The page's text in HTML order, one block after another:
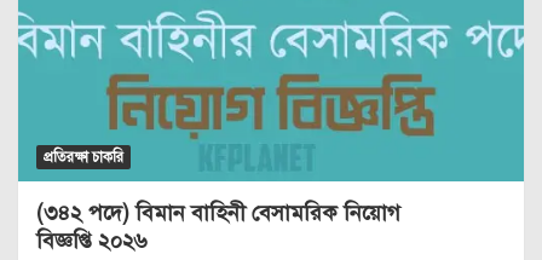
প্রতিরক্ষা চাকরি
(৩৪২ পদে) বিমান বাহিনী বেসামরিক নিয়োগ
বিজ্ঞপ্তি ২০২৬